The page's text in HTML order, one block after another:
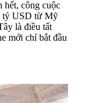
hết, công cuộc
tỷ USD từ Mỹ
là điều tất
mới chỉ bắt đầu